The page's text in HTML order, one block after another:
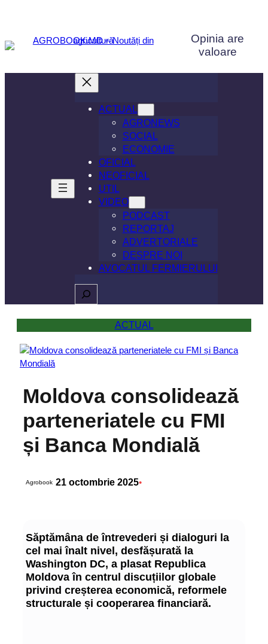
conținut
Opinia are
valoare
ACTUAL
AGRONEWS
SOCIAL
ECONOMIE
OFICIAL
NEOFICIAL
UTIL
VIDEO
PODCAST
REPORTAJ
ADVERTORIALE
DESPRE NOI
AVOCATUL FERMIERULUI
Caută
ACTUAL
Moldova consolidează
parteneriatele cu FMI
și Banca Mondială
Agrobook 21 octombrie 2025•
Săptămâna de întrevederi și dialoguri la
cel mai înalt nivel, desfășurată la
Washington DC, a plasat Republica
Moldova în centrul discuțiilor globale
privind creșterea economică, reformele
structurale și cooperarea financiară.